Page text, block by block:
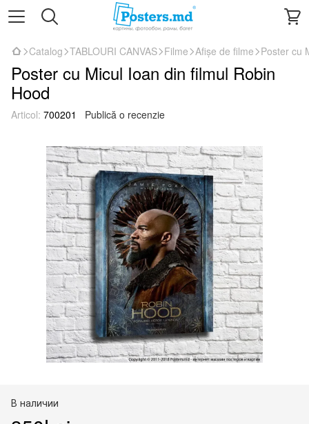
Catalog TABLOURI CANVAS Filme Afișe de filme Poster cu
Poster cu Micul Ioan din filmul Robin
Hood
Articol: 700201 Publică o recenzie
В наличии